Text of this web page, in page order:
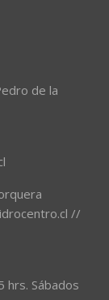
de la
//
hrs. Sábados